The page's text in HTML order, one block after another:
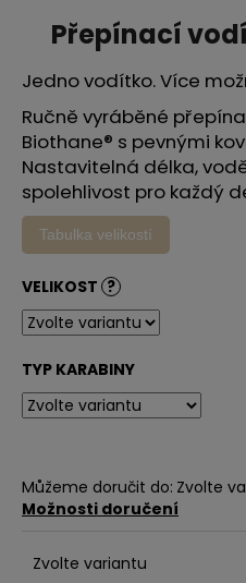
hvězdiček.
Přepínací
Jedno vodítko. Více
Ručně vyráběné
Biothane® s pevnými
Nastavitelná délka,
spolehlivost pro každý
Tabulka velikostí
VELIKOST ?
TYP KARABINY
Můžeme doručit do: Zvolte
Možnosti doručení
Zvolte variantu
í
t
?
o
p
o
č
u
e